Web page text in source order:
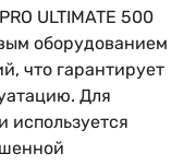
ULTIMATE 500
оборудованием
что гарантирует
Для
используется